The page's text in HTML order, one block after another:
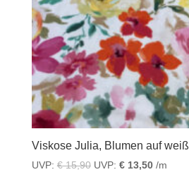
Viskose Julia, Blumen auf weiß
UVP: €15,90 UVP: €13,50/m